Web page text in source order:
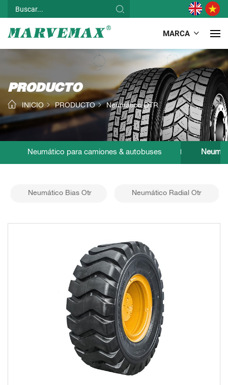
MARCA
PRODUCTO
INICIO PRODUCTO Neumático OTR
Neumático para camiones & autobuses
Neumático Bias Otr Neumático Radial Otr